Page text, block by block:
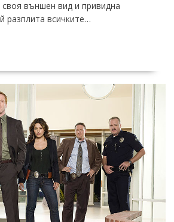
своя външен вид и привидна
разплита всичките…